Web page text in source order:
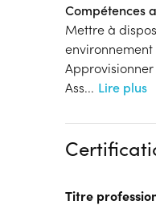
Compétences
Mettre à
Ass... Lire plus
Titre